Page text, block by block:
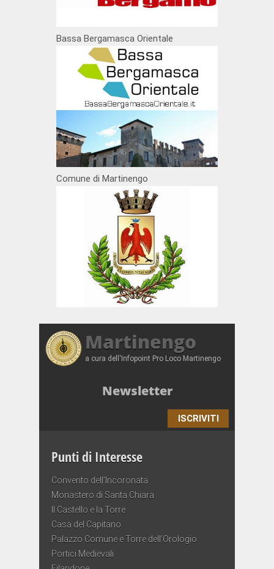
Bassa Bergamasca Orientale
Comune di Martinengo
Martinengo
a cura dell'Infopoint Pro Loco Martinengo
Newsletter
ISCRIVITI
Punti di Interesse
Convento dell’Incoronata
Monastero di Santa Chiara
Il Castello e la Torre
Casa del Capitano
Palazzo Comune e Torre dell’Orologio
Portici Medievali